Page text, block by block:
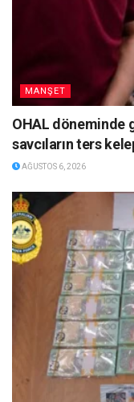
MANŞET
OHAL döneminde
savcıların ters
AĞUSTOS 6, 2026